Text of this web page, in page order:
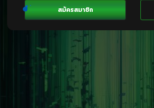
สมัครสมาชิก